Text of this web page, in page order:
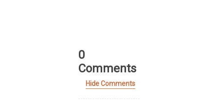
0
Comments
Hide Comments